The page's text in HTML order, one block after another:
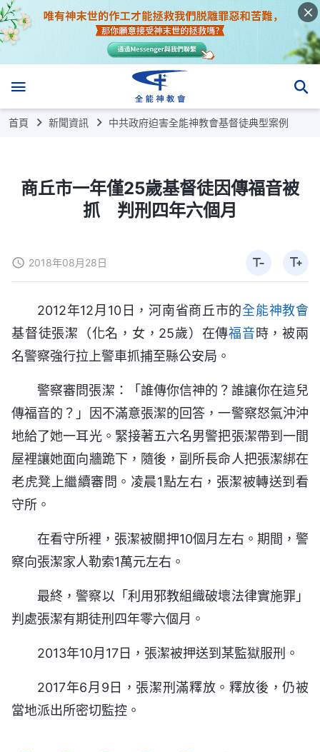
首頁 新聞資訊 中共政府迫害全能神教會基督徒典型案例
商丘市一年僅25歲基督徒因傳福音被
抓 判刑四年六個月
2018年08月28日
2012年12月10日，河南省商丘市的全能神教會
基督徒張潔（化名，女，25歲）在傳福音時，被兩
名警察強行拉上警車抓捕至縣公安局。
警察審問張潔：「誰傳你信神的？誰讓你在這兒
傳福音的？」因不滿意張潔的回答，一警察怒氣沖沖
地給了她一耳光。緊接著五六名男警把張潔帶到一間
屋裡讓她面向牆跪下，隨後，副所長命人把張潔綁在
老虎凳上繼續審問。凌晨1點左右，張潔被轉送到看
守所。
在看守所裡，張潔被關押10個月左右。期間，警
察向張潔家人勒索1萬元左右。
最終，警察以「利用邪教組織破壞法律實施罪」
判處張潔有期徒刑四年零六個月。
2013年10月17日，張潔被押送到某監獄服刑。
2017年6月9日，張潔刑滿釋放。釋放後，仍被
當地派出所密切監控。